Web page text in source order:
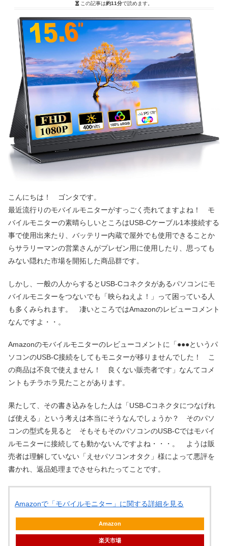
この記事は約11分で読めます。
こんにちは！ ゴンタです。
最近流行りのモバイルモニターがすっごく売れてますよね！ モ
バイルモニターの素晴らしいところはUSB-Cケーブル1本接続する
事で使用出来たり、バッテリー内蔵で屋外でも使用できることか
らサラリーマンの営業さんがプレゼン用に使用したり、思っても
みない隠れた市場を開拓した商品群です。
しかし、一般の人からするとUSB-Cコネクタがあるパソコンにモ
バイルモニターをつないでも「映らねえよ！」って困っている人
も多くみられます。 凄いところではAmazonのレビューコメント
なんですよ・・。
Amazonのモバイルモニターのレビューコメントに「●●●というパ
ソコンのUSB-C接続をしてもモニターが移りませんでした！ こ
の商品は不良で使えません！ 良くない販売者です」なんてコメ
ントもチラホラ見たことがあります。
果たして、その書き込みをした人は「USB-Cコネクタにつなげれ
ば使える」という考えは本当にそうなんでしょうか？ そのパソ
コンの型式を見ると そもそもそのパソコンのUSB-Cではモバイ
ルモニターに接続しても動かないんですよね・・・。 ようは販
売者は理解していない「えせパソコンオタク」様によって悪評を
書かれ、返品処理までさせられたってことです。
Amazonで「モバイルモニター」に関する詳細を見る
Amazon
楽天市場